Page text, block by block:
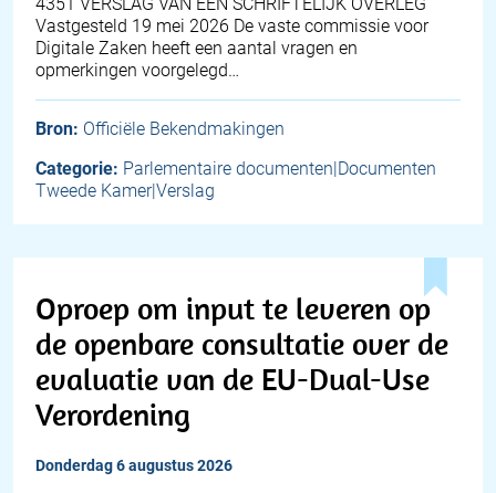
Vastgesteld 19 mei 2026 De vaste commissie voor
Digitale Zaken heeft een aantal vragen en
opmerkingen voorgelegd…
Bron: Officiële Bekendmakingen
Categorie: Parlementaire documenten|Documenten
Tweede Kamer|Verslag
Oproep om input te leveren op
de openbare consultatie over de
evaluatie van de EU-Dual-Use
Verordening
donderdag 6 augustus 2026